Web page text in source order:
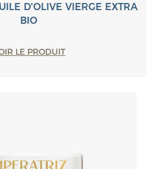
D'OLIVE VIERGE EXTRA
BIO
LE PRODUIT